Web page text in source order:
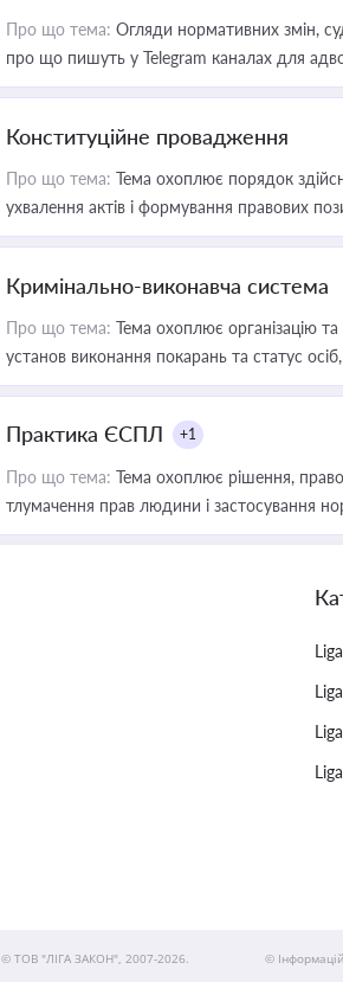
Про що тема: Огляди нормативних змін,
про що пишуть у Telegram каналах для
Конституційне провадження
Про що тема: Тема охоплює порядок
ухвалення актів і формування правових
Кримінально-виконавча система
Про що тема: Тема охоплює організацію
установ виконання покарань та статус
Практика ЄСПЛ +1
Про що тема: Тема охоплює рішення,
тлумачення прав людини і застосування
© ТОВ "ЛІГА ЗАКОН", 2007-2026. ©